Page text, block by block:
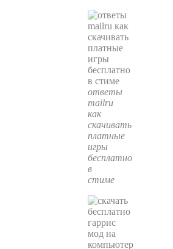
ответы
mailru
как
скачивать
платные
игры
бесплатно
в
стиме